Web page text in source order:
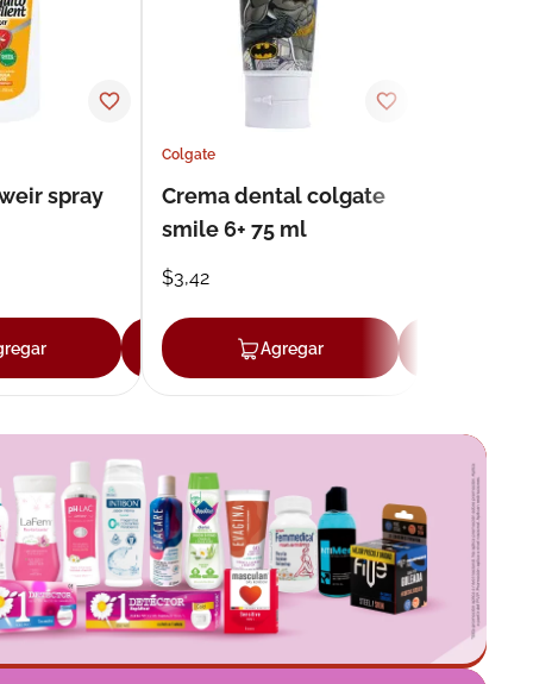
spray
Agregar
Colgate
Crema dental colgate
smile 6+ 75 ml
$3,42
Agregar